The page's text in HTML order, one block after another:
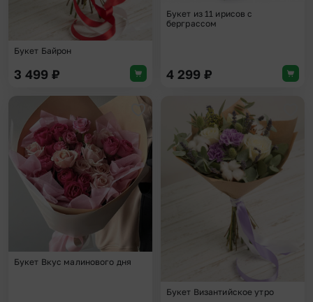
Букет Байрон
3 499 ₽
Букет из 11 ирисов с
берграссом
4 299 ₽
Добавить в избранное
Букет Вкус малинового дня
Букет Византийское утро